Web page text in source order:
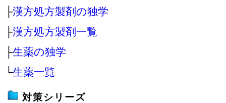
├漢方処方製剤の独学
├漢方処方製剤一覧
├生薬の独学
└生薬一覧
対策シリーズ